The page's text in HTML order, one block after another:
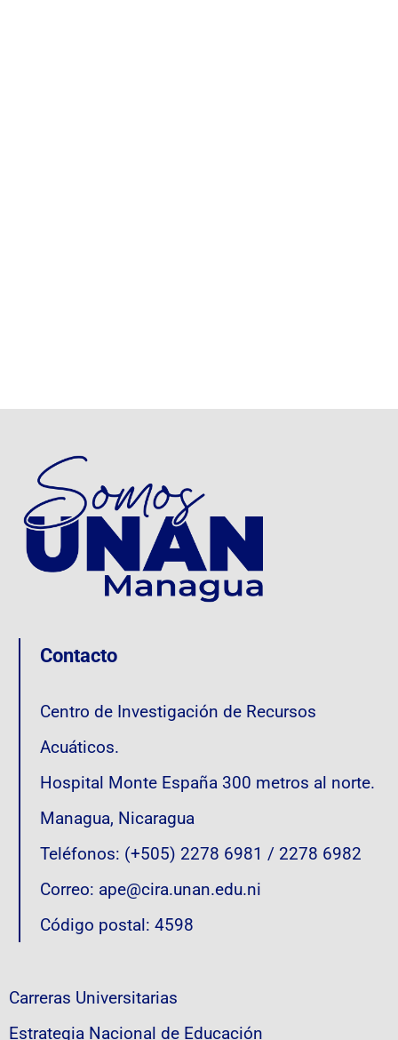
Contacto
Centro de Investigación de Recursos
Acuáticos.
Hospital Monte España 300 metros al norte.
Managua, Nicaragua
Teléfonos: (+505) 2278 6981 / 2278 6982
Correo: ape@cira.unan.edu.ni
Código postal: 4598
Carreras Universitarias
Estrategia Nacional de Educación